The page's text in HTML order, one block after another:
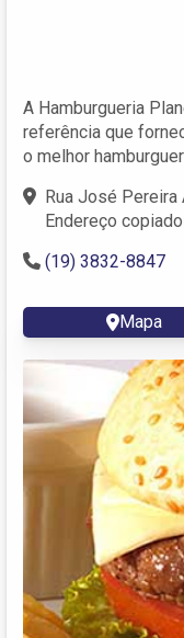
A Hamburgueria
referência que
o melhor
Rua José Pereira
Endereço
(19) 3832-8847
Mapa